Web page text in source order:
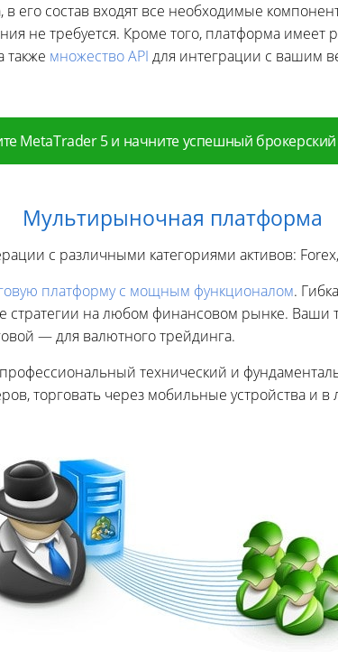
его состав входят все необходимые
не требуется. Кроме того, платформа
также множество API для интеграции с вашим
MetaTrader 5 и начните успешный брокерский
Мультирыночная платформа
с различными категориями активов:
платформу с мощным функционалом.
на любом финансовом рынке. Ваши
— для валютного трейдинга.
технический и
торговать через мобильные устройства и